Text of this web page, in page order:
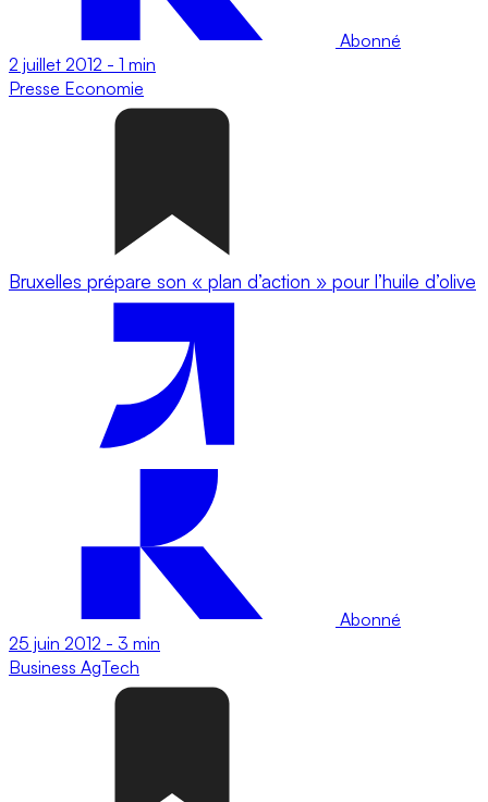
Abonné
2 juillet 2012 - 1 min
Presse Economie
Bruxelles prépare son « plan d’action » pour l’huile d’olive
Abonné
25 juin 2012 - 3 min
Business AgTech